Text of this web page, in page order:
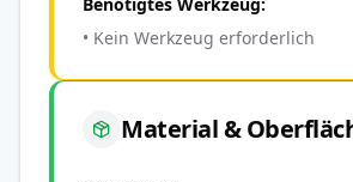
• Kein Werkzeug erforderlich
Material &